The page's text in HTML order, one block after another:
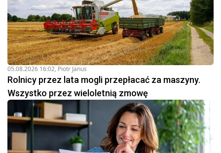
05.08.2026 16:02, Piotr Janus
Rolnicy przez lata mogli przepłacać za maszyny.
Wszystko przez wieloletnią zmowę